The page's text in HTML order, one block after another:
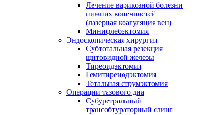
Лечение варикозной болезни
нижних конечностей
(лазерная коагуляция вен)
Минифлебэктомия
Эндоскопическая хирургия
Субтотальная резекция
щитовидной железы
Тиреоидэктомия
Гемитиреиодэктомия
Тотальная струмэктомия
Операции тазового дна
Субуретральный
трансобтураторный слинг